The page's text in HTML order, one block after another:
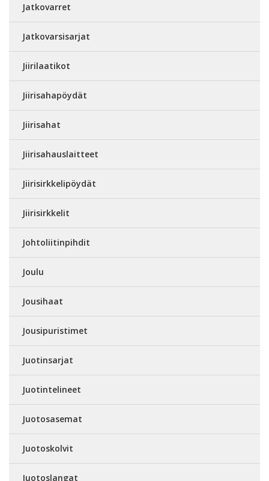
Jatkovarret
Jatkovarsisarjat
Jiirilaatikot
Jiirisahapöydät
Jiirisahat
Jiirisahauslaitteet
Jiirisirkkelipöydät
Jiirisirkkelit
Johtoliitinpihdit
Joulu
Jousihaat
Jousipuristimet
Juotinsarjat
Juotintelineet
Juotosasemat
Juotoskolvit
Juotoslangat